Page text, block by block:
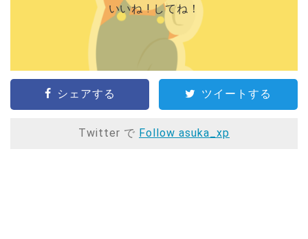
いいね ! してね！
シェアする ツイートする
Twitter で Follow asuka_xp